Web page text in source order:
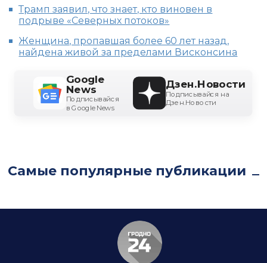
Трамп заявил, что знает, кто виновен в
подрыве «Северных потоков»
Женщина, пропавшая более 60 лет назад,
найдена живой за пределами Висконсина
Google
News
Подписывайся
в Google News
Дзен.Новости
Подписывайся на
Дзен.Новости
Самые популярные публикации